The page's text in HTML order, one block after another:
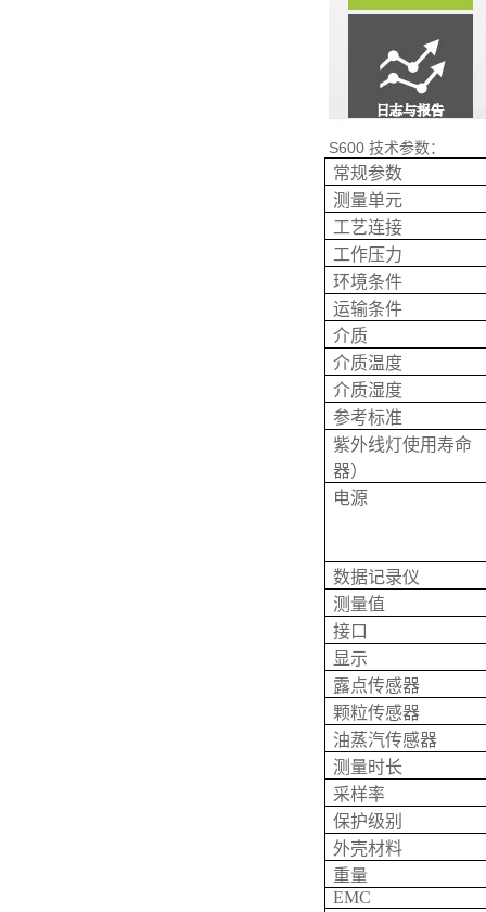
S600 技术参数：
常规参数
测量单元
工艺连接
工作压力
环境条件
运输条件
介质
介质温度
介质湿度
参考标准
紫外线灯使用寿命
器）
电源
数据记录仪
测量值
接口
显示
露点传感器
颗粒传感器
油蒸汽传感器
测量时长
采样率
保护级别
外壳材料
重量
EMC